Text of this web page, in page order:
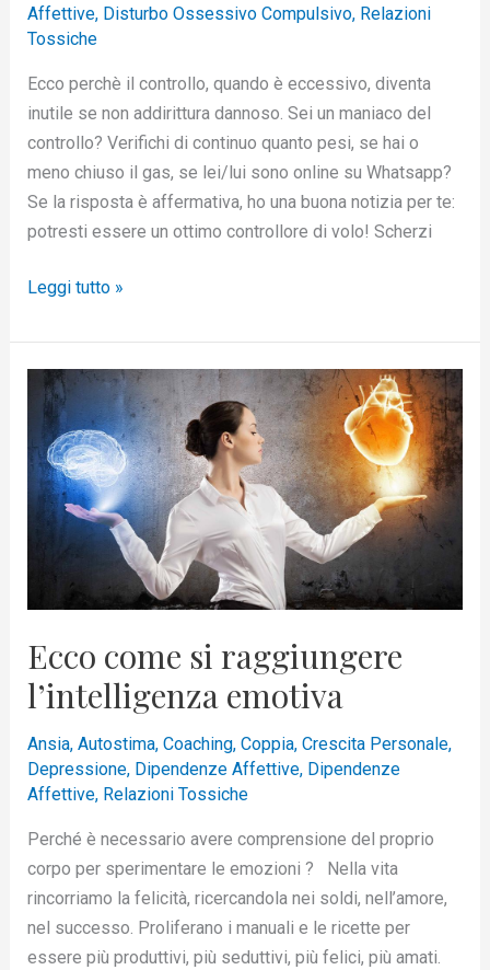
Affettive, Disturbo Ossessivo Compulsivo, Relazioni
Tossiche
Ecco perchè il controllo, quando è eccessivo, diventa
inutile se non addirittura dannoso. Sei un maniaco del
controllo? Verifichi di continuo quanto pesi, se hai o
meno chiuso il gas, se lei/lui sono online su Whatsapp?
Se la risposta è affermativa, ho una buona notizia per te:
potresti essere un ottimo controllore di volo! Scherzi
Leggi tutto »
Ecco come si raggiungere
l’intelligenza emotiva
Ansia, Autostima, Coaching, Coppia, Crescita Personale,
Depressione, Dipendenze Affettive, Dipendenze
Affettive, Relazioni Tossiche
Perché è necessario avere comprensione del proprio
corpo per sperimentare le emozioni ? Nella vita
rincorriamo la felicità, ricercandola nei soldi, nell’amore,
nel successo. Proliferano i manuali e le ricette per
essere più produttivi, più seduttivi, più felici, più amati.
Ecco
come
si
raggiungere
l’intelligenza
emotiva